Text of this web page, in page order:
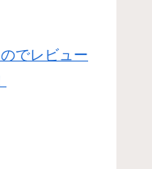
でレビュー